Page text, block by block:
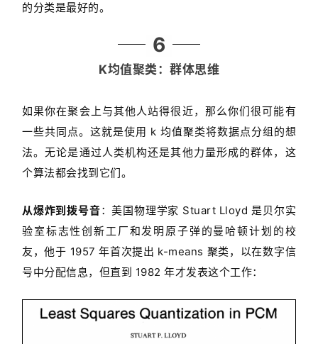
的分类是最好的。
6
K均值聚类：群体思维
如果你在聚会上与其他人站得很近，那么你们很可能有
一些共同点。这就是使用 k 均值聚类将数据点分组的想
法。无论是通过人类机构还是其他力量形成的群体，这
个算法都会找到它们。
从爆炸到拨号音：美国物理学家 Stuart Lloyd 是贝尔实
验室标志性创新工厂和发明原子弹的曼哈顿计划的校
友，他于 1957 年首次提出 k-means 聚类，以在数字信
号中分配信息，但直到 1982 年才发表这个工作：